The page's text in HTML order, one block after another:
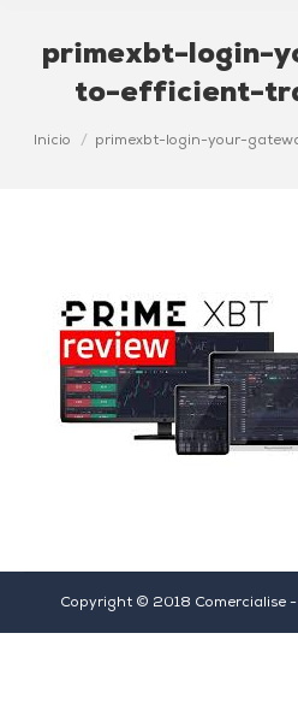
primexbt-login-
to-efficient-
Estás aquí:
Inicio primexbt-login-your-
Copyright © 2018 Comercialise